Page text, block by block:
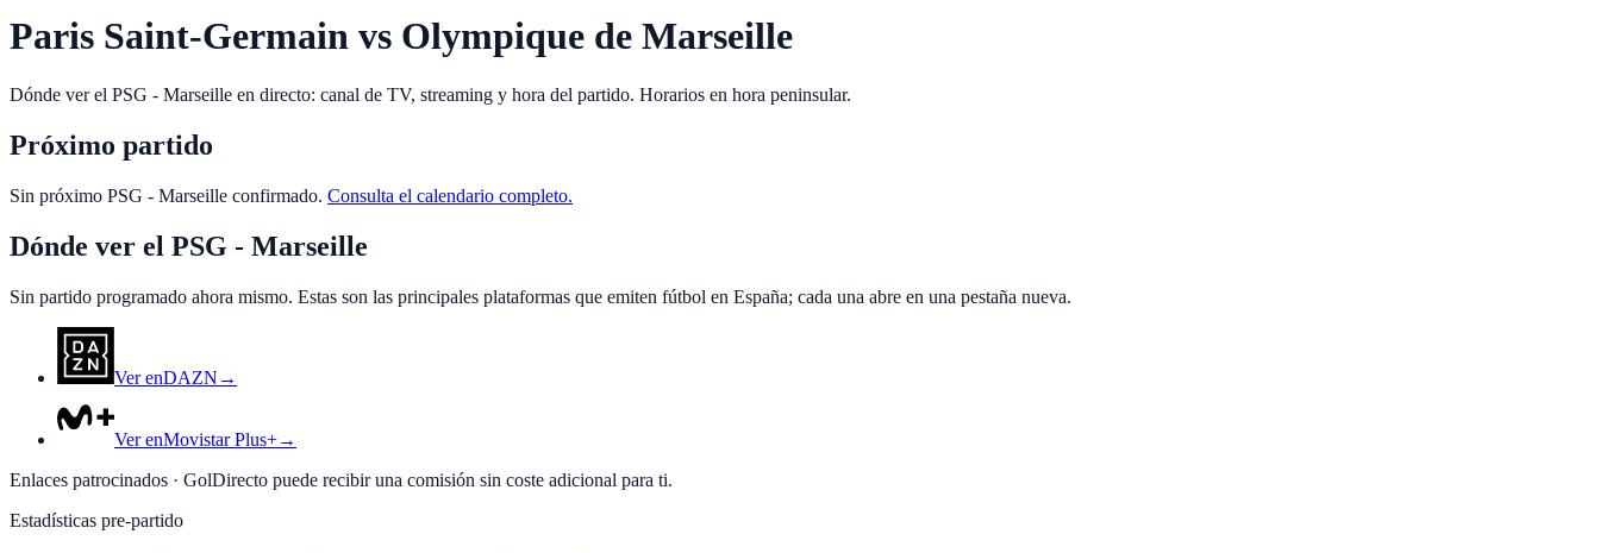
Paris Saint-Germain vs Olympique de Marseille
Dónde ver el PSG - Marseille en directo: canal de TV, streaming y hora del partido. Horarios en hora peninsular.
Próximo partido
Sin próximo PSG - Marseille confirmado. Consulta el calendario completo.
Dónde ver el PSG - Marseille
Sin partido programado ahora mismo. Estas son las principales plataformas que emiten fútbol en España; cada una abre en una pestaña nueva.
Ver enDAZN →
Ver enMovistar Plus+→
Enlaces patrocinados · GolDirecto puede recibir una comisión sin coste adicional para ti.
Estadísticas pre-partido